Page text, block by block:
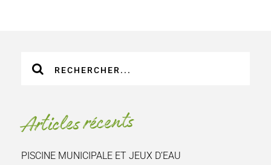
sur
Articles récents
PISCINE MUNICIPALE ET JEUX D’EAU